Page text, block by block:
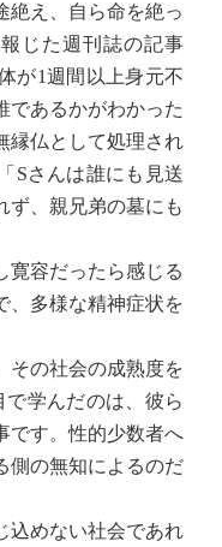
絶え、自ら命を絶っ
じた週刊誌の記事
が1週間以上身元不
であるかがわかった
縁仏として処理され
Sさんは誰にも見送
ず、親兄弟の墓にも
寛容だったら感じる
、多様な精神症状を
その社会の成熟度を
学んだのは、彼ら
です。性的少数者へ
側の無知によるのだ
込めない社会であれ